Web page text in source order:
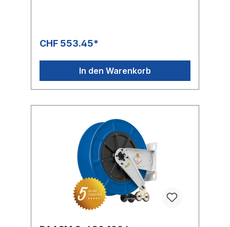
CHF 553.45*
In den Warenkorb